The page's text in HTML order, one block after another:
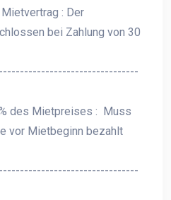
: Der
bei Zahlung von 30
des Mietpreises : Muss
vor Mietbeginn bezahlt